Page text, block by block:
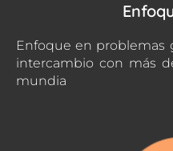
Enfoque en problemas
intercambio con más
mundia